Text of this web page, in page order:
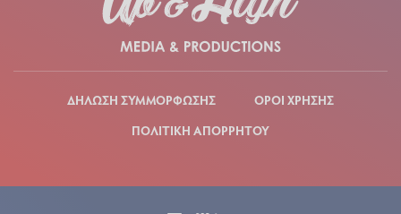
ΔΗΛΩΣΗ ΣΥΜΜΟΡΦΩΣΗΣ
ΟΡΟΙ ΧΡΗΣΗΣ
ΠΟΛΙΤΙΚΗ ΑΠΟΡΡΗΤΟΥ